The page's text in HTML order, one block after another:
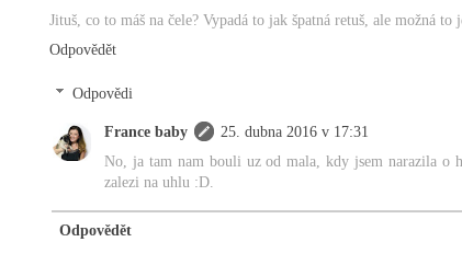
Jituš, co to máš na čele? Vypadá to jak špatná retuš, ale možná to
Odpovědět
Odpovědi
France baby
25. dubna 2016 v 17:31
No, ja tam nam bouli uz od mala, kdy jsem narazila o
zalezi na uhlu :D.
Odpovědět